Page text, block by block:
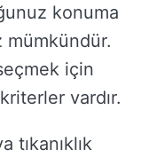
konuma
mümkündür.
için
vardır.
tıkanıklık